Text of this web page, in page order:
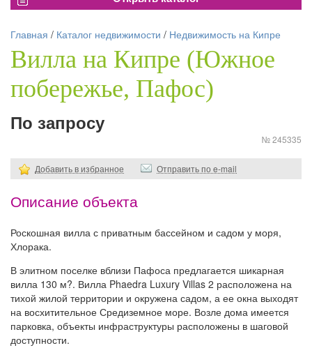
Главная / Каталог недвижимости / Недвижимость на Кипре
Вилла на Кипре (Южное
побережье, Пафос)
По запросу
№ 245335
Добавить в избранное Отправить по e-mail
Описание объекта
Роскошная вилла с приватным бассейном и садом у моря,
Хлорака.
В элитном поселке вблизи Пафоса предлагается шикарная
вилла 130 м?. Вилла Phaedra Luxury Villas 2 расположена на
тихой жилой территории и окружена садом, а ее окна выходят
на восхитительное Средиземное море. Возле дома имеется
парковка, объекты инфраструктуры расположены в шаговой
доступности.